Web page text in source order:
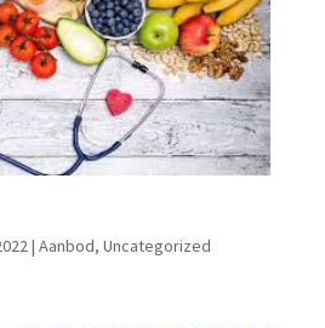
| Aanbod, Uncategorized